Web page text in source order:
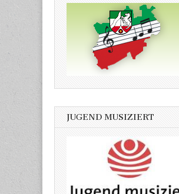
JUGEND MUSIZIERT